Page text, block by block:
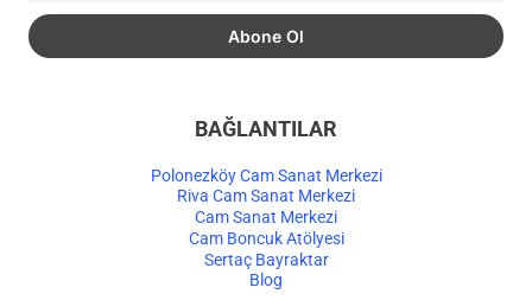
BAĞLANTILAR
Polonezköy Cam Sanat Merkezi
Riva Cam Sanat Merkezi
Cam Sanat Merkezi
Cam Boncuk Atölyesi
Sertaç Bayraktar
Blog